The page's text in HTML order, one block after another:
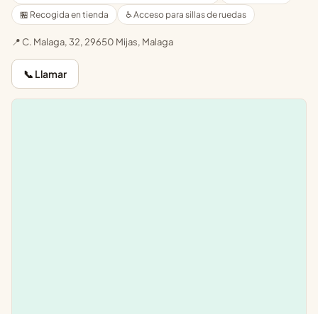
🏪 Recogida en tienda
♿ Acceso para sillas de ruedas
📍 C. Malaga, 32, 29650 Mijas, Malaga
📞 Llamar